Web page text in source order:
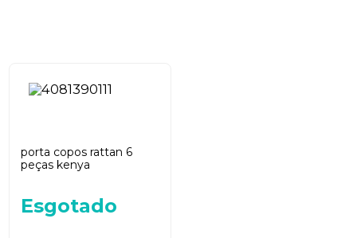
porta copos rattan 6
peças kenya
Esgotado